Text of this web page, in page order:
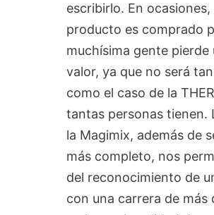
escribirlo. En
producto es comprado
muchísima gente pierde
valor, ya que no será tan
como el caso de la
tantas personas tienen.
la Magimix, además de
más completo, nos
del reconocimiento de
con una carrera de más